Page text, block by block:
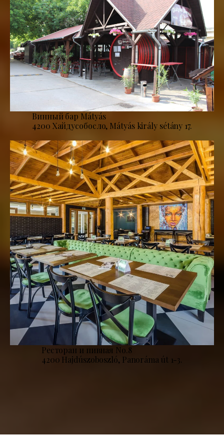
Винный бар Mátyás
4200 Хайдусобосло, Mátyás király sétány 17.
Ресторан и пивная No.8
4200 Hajdúszoboszló, Panoráma út 1-3.